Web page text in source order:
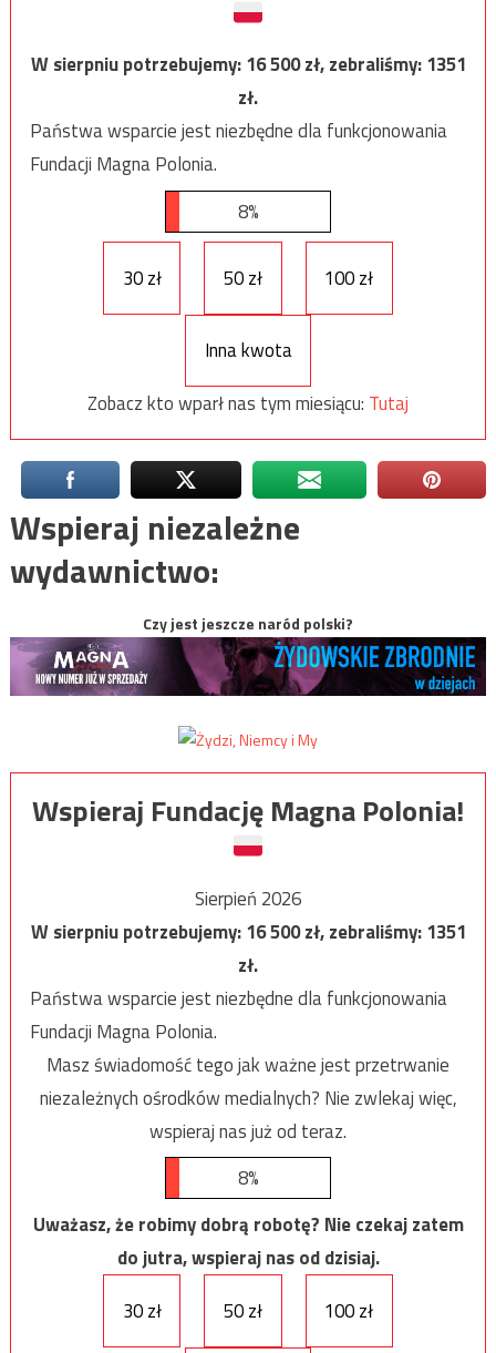
W sierpniu potrzebujemy:16 500zł, zebraliśmy:1351
zł.
Państwa wsparcie jest niezbędne dla funkcjonowania
Fundacji Magna Polonia.
8%
30 zł 50 zł 100 zł
Inna kwota
Zobacz kto wparł nas tym miesiącu: Tutaj
Wspieraj niezależne
wydawnictwo:
Czy jest jeszcze naród polski?
Wspieraj Fundację Magna Polonia!
Sierpień 2026
W sierpniu potrzebujemy:16 500zł, zebraliśmy:1351
zł.
Państwa wsparcie jest niezbędne dla funkcjonowania
Fundacji Magna Polonia.
Masz świadomość tego jak ważne jest przetrwanie
niezależnych ośrodków medialnych? Nie zwlekaj więc,
wspieraj nas już od teraz.
8%
Uważasz, że robimy dobrą robotę? Nie czekaj zatem
do jutra, wspieraj nas od dzisiaj.
30 zł
50 zł 100 zł